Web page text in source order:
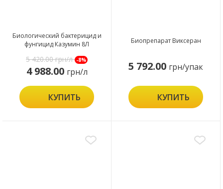
Биологический бактерицид и
фунгицид Казумин 8Л
5 420.00грн/л -8%
4 988.00 грн/л
КУПИТЬ
Биопрепарат Виксеран
5 792.00 грн/упак
КУПИТЬ